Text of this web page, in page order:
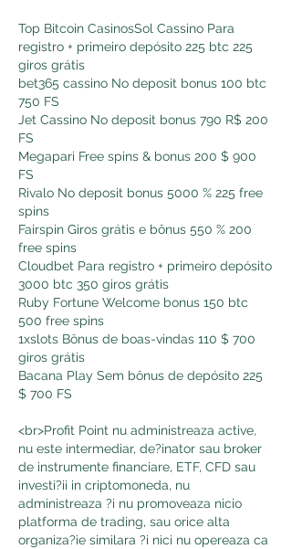
Top Bitcoin CasinosSol Cassino Para
registro + primeiro depósito 225 btc 225
giros grátis
bet365 cassino No deposit bonus 100 btc
750 FS
Jet Cassino No deposit bonus 790 R$ 200
FS
Megapari Free spins & bonus 200 $ 900
FS
Rivalo No deposit bonus 5000 % 225 free
spins
Fairspin Giros grátis e bônus 550 % 200
free spins
Cloudbet Para registro + primeiro depósito
3000 btc 350 giros grátis
Ruby Fortune Welcome bonus 150 btc
500 free spins
1xslots Bônus de boas-vindas 110 $ 700
giros grátis
Bacana Play Sem bônus de depósito 225
$ 700 FS
<br>Profit Point nu administreaza active,
nu este intermediar, de?inator sau broker
de instrumente financiare, ETF, CFD sau
investi?ii in criptomoneda, nu
administreaza ?i nu promoveaza nicio
platforma de trading, sau orice alta
organiza?ie similara ?i nici nu opereaza ca